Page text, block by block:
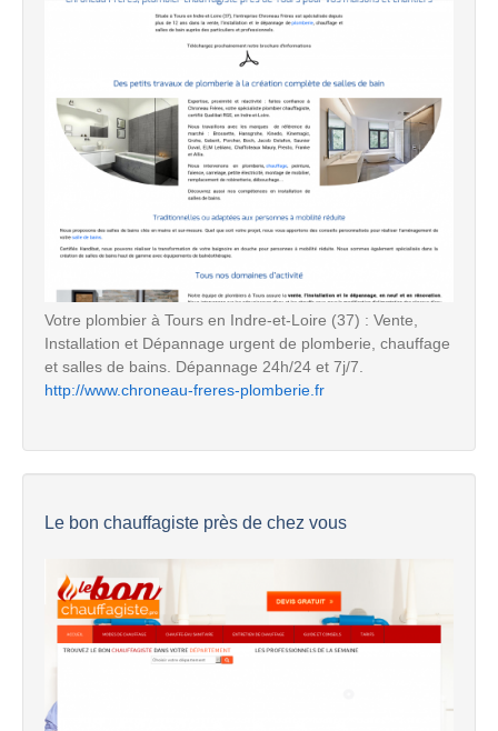
Votre plombier à Tours en Indre-et-Loire (37) : Vente,
Installation et Dépannage urgent de plomberie, chauffage
et salles de bains. Dépannage 24h/24 et 7j/7.
http://www.chroneau-freres-plomberie.fr
Le bon chauffagiste près de chez vous